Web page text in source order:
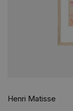
Henri Matisse